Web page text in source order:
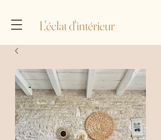
L'éclat d'intérieur